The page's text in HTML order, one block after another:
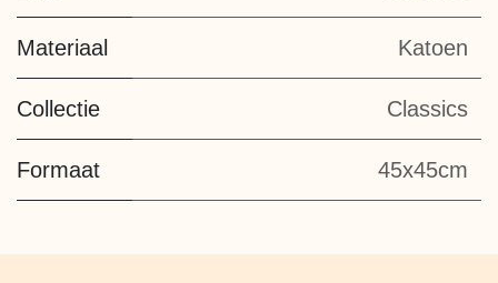
Materiaal Katoen
Collectie Classics
Formaat 45x45cm